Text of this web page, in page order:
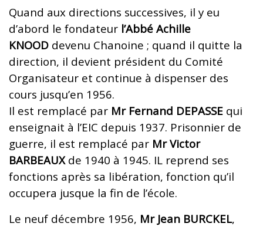
Quand aux directions successives, il y eu
d’abord le fondateur l’Abbé Achille
KNOOD devenu Chanoine ; quand il quitte la
direction, il devient président du Comité
Organisateur et continue à dispenser des
cours jusqu’en 1956.
Il est remplacé par Mr Fernand DEPASSE qui
enseignait à l’EIC depuis 1937. Prisonnier de
guerre, il est remplacé par Mr Victor
BARBEAUXde 1940 à 1945. IL reprend ses
fonctions après sa libération, fonction qu’il
occupera jusque la fin de l’école.
Le neuf décembre 1956, Mr Jean BURCKEL,